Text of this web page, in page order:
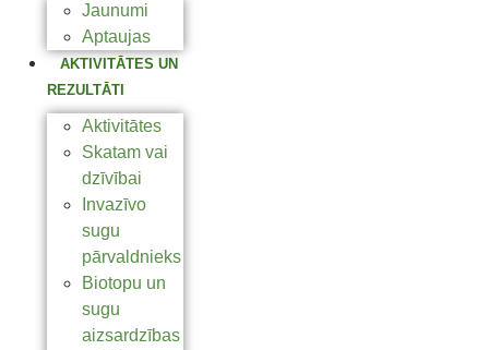
Jaunumi
Aptaujas
AKTIVITĀTES UN
REZULTĀTI
Aktivitātes
Skatam vai
dzīvībai
Invazīvo
sugu
pārvaldnieks
Biotopu un
sugu
aizsardzības